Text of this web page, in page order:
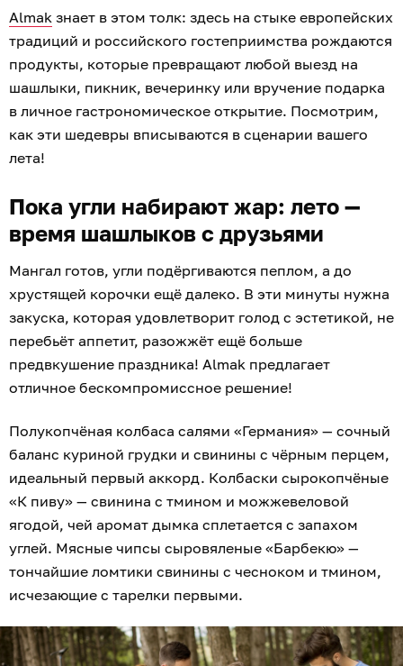
Almak знает в этом толк: здесь на стыке европейских
традиций и российского гостеприимства рождаются
продукты, которые превращают любой выезд на
шашлыки, пикник, вечеринку или вручение подарка
в личное гастрономическое открытие. Посмотрим,
как эти шедевры вписываются в сценарии вашего
лета!
Пока угли набирают жар: лето —
время шашлыков с друзьями
Мангал готов, угли подёргиваются пеплом, а до
хрустящей корочки ещё далеко. В эти минуты нужна
закуска, которая удовлетворит голод с эстетикой, не
перебьёт аппетит, разожжёт ещё больше
предвкушение праздника! Almak предлагает
отличное бескомпромиссное решение!
Полукопчёная колбаса салями «Германия» — сочный
баланс куриной грудки и свинины с чёрным перцем,
идеальный первый аккорд. Колбаски сырокопчёные
«К пиву» — свинина с тмином и можжевеловой
ягодой, чей аромат дымка сплетается с запахом
углей. Мясные чипсы сыровяленые «Барбекю» —
тончайшие ломтики свинины с чесноком и тмином,
исчезающие с тарелки первыми.